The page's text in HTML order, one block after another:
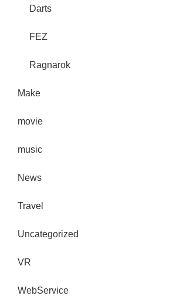
Darts
FEZ
Ragnarok
Make
movie
music
News
Travel
Uncategorized
VR
WebService